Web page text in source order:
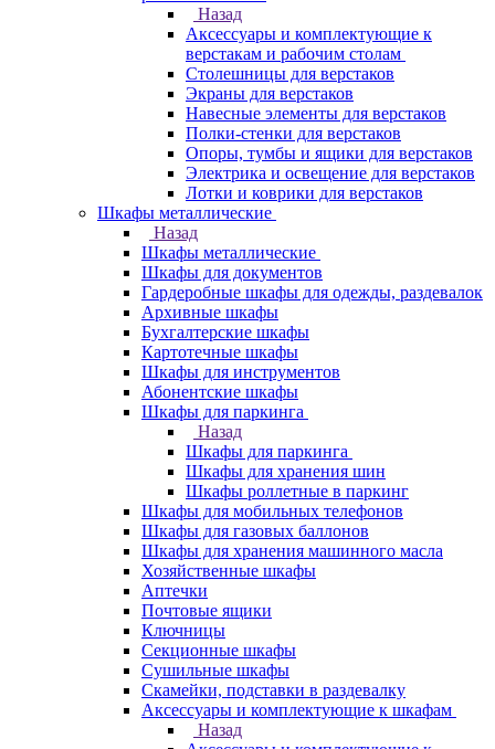
Назад
Аксессуары и комплектующие к
верстакам и рабочим столам
Столешницы для верстаков
Экраны для верстаков
Навесные элементы для верстаков
Полки-стенки для верстаков
Опоры, тумбы и ящики для верстаков
Электрика и освещение для верстаков
Лотки и коврики для верстаков
Шкафы металлические
Назад
Шкафы металлические
Шкафы для документов
Гардеробные шкафы для одежды, раздевалок
Архивные шкафы
Бухгалтерские шкафы
Картотечные шкафы
Шкафы для инструментов
Абонентские шкафы
Шкафы для паркинга
Назад
Шкафы для паркинга
Шкафы для хранения шин
Шкафы роллетные в паркинг
Шкафы для мобильных телефонов
Шкафы для газовых баллонов
Шкафы для хранения машинного масла
Хозяйственные шкафы
Аптечки
Почтовые ящики
Ключницы
Секционные шкафы
Сушильные шкафы
Скамейки, подставки в раздевалку
Аксессуары и комплектующие к шкафам
Назад